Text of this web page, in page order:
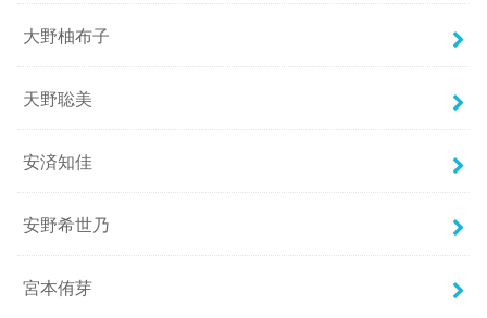
大野柚布子
天野聡美
安済知佳
安野希世乃
宮本侑芽